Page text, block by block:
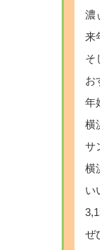
濃
来
そ
お
年
横
サ
横
い
ぜ